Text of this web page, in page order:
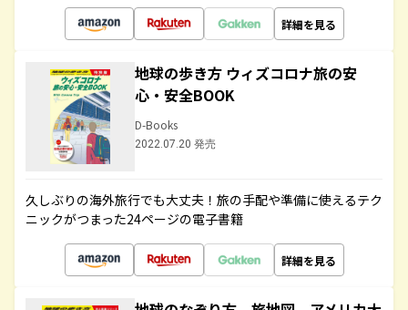
詳細を見る
地球の歩き方 ウィズコロナ旅の安
心・安全BOOK
D-Books
2022.07.20 発売
久しぶりの海外旅行でも大丈夫！旅の手配や準備に使えるテク
ニックがつまった24ページの電子書籍
詳細を見る